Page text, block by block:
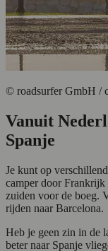
© roadsurfer GmbH /
Vanuit
Spanje
Je kunt op
camper door Frankrijk
zuiden voor de boeg.
rijden naar Barcelona.
Heb je geen zin in de
beter naar Spanje